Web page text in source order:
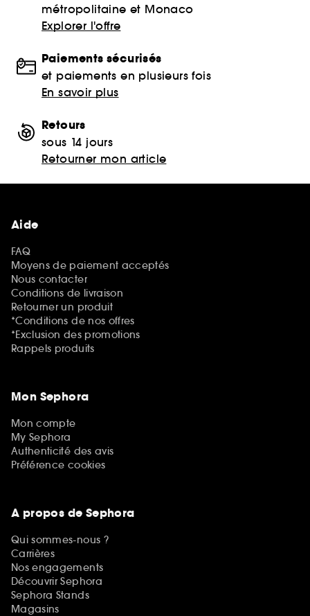
métropolitaine et Monaco
Explorer l'offre
Paiements sécurisés
et paiements en plusieurs fois
En savoir plus
Retours
sous 14 jours
Retourner mon article
Aide
FAQ
Moyens de paiement acceptés
Nous contacter
Conditions de livraison
Retourner un produit
*Conditions de nos offres
*Exclusion des promotions
Rappels produits
Mon Sephora
Mon compte
My Sephora
Authenticité des avis
Préférence cookies
A propos de Sephora
Qui sommes-nous ?
Carrières
Nos engagements
Découvrir Sephora
Sephora Stands
Magasins